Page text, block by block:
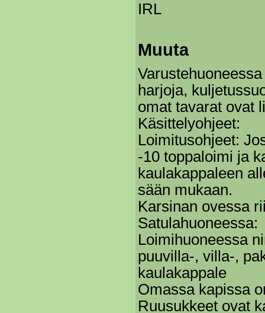
IRL
Muuta
harjoja,
omat tavarat ovat
Käsittelyohjeet:
Loimitusohjeet:
-10 toppaloimi ja
kaulakappaleen
sään mukaan.
Karsinan ovessa
Satulahuoneessa:
Loimihuoneessa
puuvilla-, villa-,
kaulakappale
Omassa kapissa
Ruusukkeet ovat